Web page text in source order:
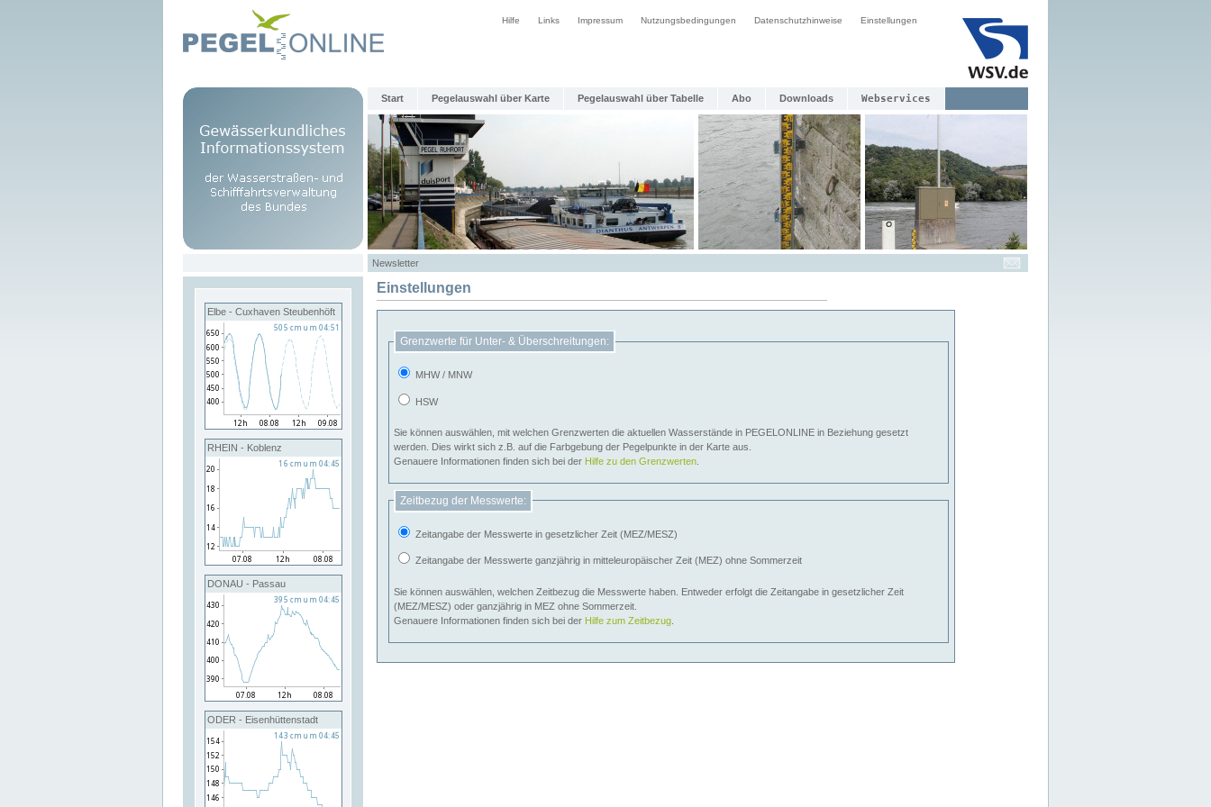
Hilfe Links Impressum Nutzungsbedingungen Datenschutzhinweise Einstellungen
Start Pegelauswahl über Karte Pegelauswahl über Tabelle Abo Downloads Webservices
Newsletter
Elbe - Cuxhaven Steubenhöft
RHEIN - Koblenz
DONAU - Passau
ODER - Eisenhüttenstadt
Einstellungen
Grenzwerte für Unter- & Überschreitungen:
MHW / MNW
HSW
Sie können auswählen, mit welchen Grenzwerten die aktuellen Wasserstände in PEGELONLINE in Beziehung gesetzt
werden. Dies wirkt sich z.B. auf die Farbgebung der Pegelpunkte in der Karte aus.
Genauere Informationen finden sich bei der Hilfe zu den Grenzwerten
Zeitbezug der Messwerte:
Zeitangabe der Messwerte in gesetzlicher Zeit (MEZ/MESZ)
Zeitangabe der Messwerte ganzjährig in mitteleuropäischer Zeit (MEZ) ohne Sommerzeit
Sie können auswählen, welchen Zeitbezug die Messwerte haben. Entweder erfolgt die Zeitangabe in gesetzlicher Zeit
(MEZ/MESZ) oder ganzjährig in MEZ ohne Sommerzeit.
Genauere Informationen finden sich bei der Hilfe zum Zeitbezug